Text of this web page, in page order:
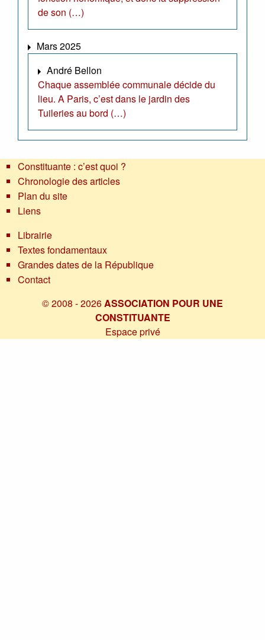
de son (…)
Mars 2025
André Bellon
Chaque assemblée communale décide du
lieu. A Paris, c’est dans le jardin des
Tuileries au bord (…)
Constituante : c’est quoi ?
Chronologie des articles
Plan du site
Liens
Librairie
Textes fondamentaux
Grandes dates de la République
Contact
© 2008 - 2026ASSOCIATION POUR UNE
CONSTITUANTE
Espace privé